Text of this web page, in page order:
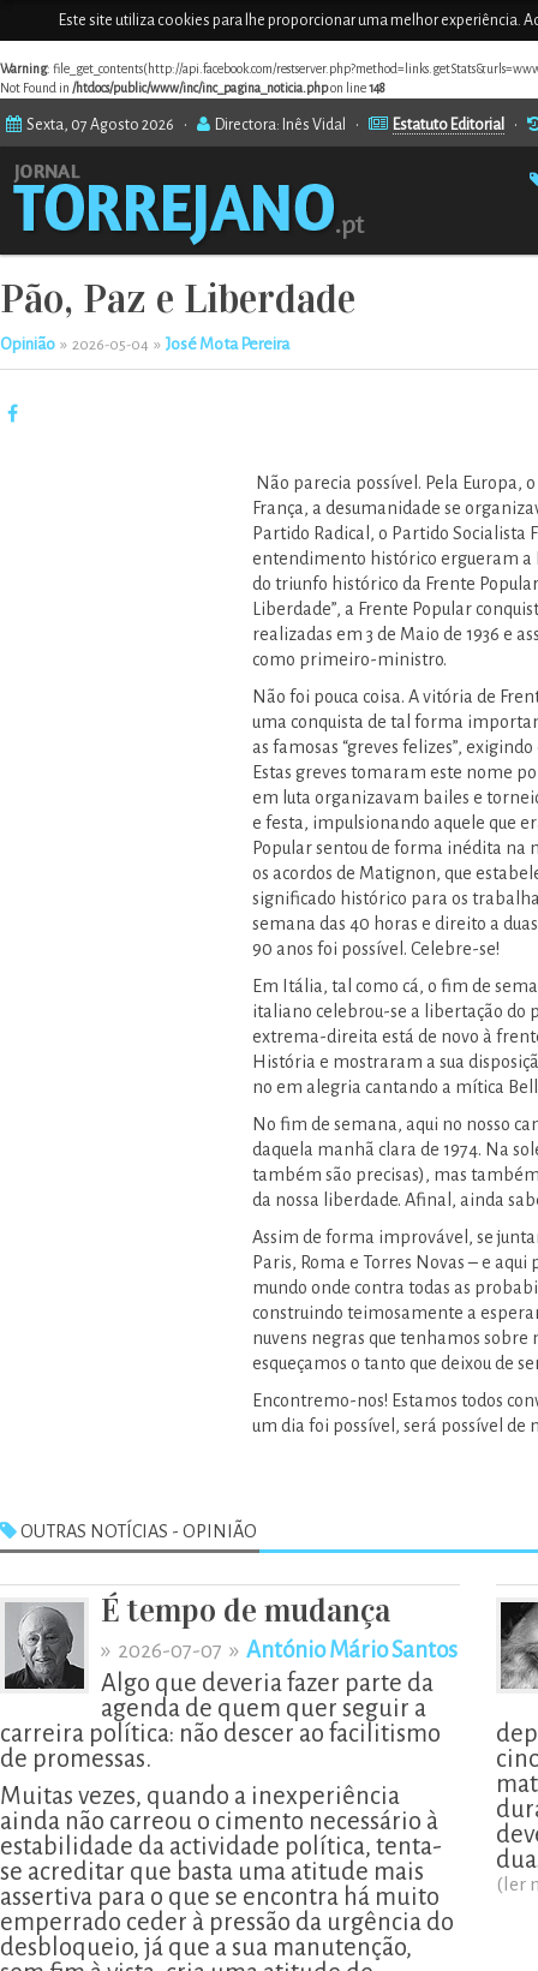
Este site utiliza cookies para lhe proporcionar uma melhor experiência.
Warning: file_get_contents(http://api.facebook.com/
Not Found in /htdocs/public/www/inc/inc_pagina_noticia.phpon line148
Sexta, 07 Agosto 2026 • Directora: Inês Vidal • Estatuto Editorial •
Pão, Paz e Liberdade
Opinião » 2026-05-04 » José Mota Pereira
Não parecia possível. Pela Europa,
França, a desumanidade se
Partido Radical, o Partido Socialista
entendimento histórico ergueram a
do triunfo histórico da Frente
Liberdade”, a Frente Popular
realizadas em 3 de Maio de 1936 e
como primeiro-ministro.
Não foi pouca coisa. A vitória de
uma conquista de tal forma
as famosas “greves felizes”,
Estas greves tomaram este nome
em luta organizavam bailes e
e festa, impulsionando aquele que
Popular sentou de forma inédita na
os acordos de Matignon, que
significado histórico para os
semana das 40 horas e direito a
90 anos foi possível. Celebre-se!
Em Itália, tal como cá, o fim de
italiano celebrou-se a libertação do
extrema-direita está de novo à
História e mostraram a sua
no em alegria cantando a mítica
No fim de semana, aqui no nosso
daquela manhã clara de 1974. Na
também são precisas), mas
da nossa liberdade. Afinal, ainda
Assim de forma improvável, se
Paris, Roma e Torres Novas – e
mundo onde contra todas as
construindo teimosamente a
nuvens negras que tenhamos
esqueçamos o tanto que deixou de
Encontremo-nos! Estamos todos
um dia foi possível, será possível de
OUTRAS NOTÍCIAS - OPINIÃO
É tempo de mudança
» 2026-07-07 » António Mário Santos
Algo que deveria fazer parte da
agenda de quem quer seguir a
carreira política: não descer ao facilitismo
de promessas.
Muitas vezes, quando a inexperiência
ainda não carreou o cimento necessário à
estabilidade da actividade política, tenta-
se acreditar que basta uma atitude mais
assertiva para o que se encontra há muito
emperrado ceder à pressão da urgência do
desbloqueio, já que a sua manutenção,
(ler